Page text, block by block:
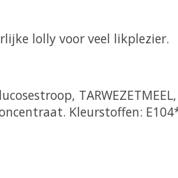
lolly voor veel likplezier.
Kleurstoffen: